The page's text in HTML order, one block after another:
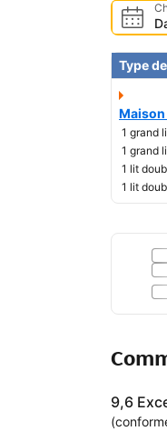
Type
1 grand
1 grand
1 lit
1 lit
9,6